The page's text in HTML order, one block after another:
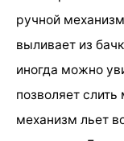
ручной
выливает из
иногда можно
позволяет
механизм льет